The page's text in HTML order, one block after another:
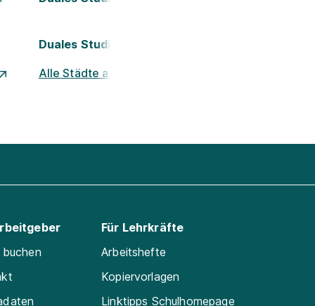
Duales Studium Nürnberg
Alle Städte ansehen
Für Lehrkräfte
Arbeitshefte
Kopiervorlagen
Linktipps Schulhomepage